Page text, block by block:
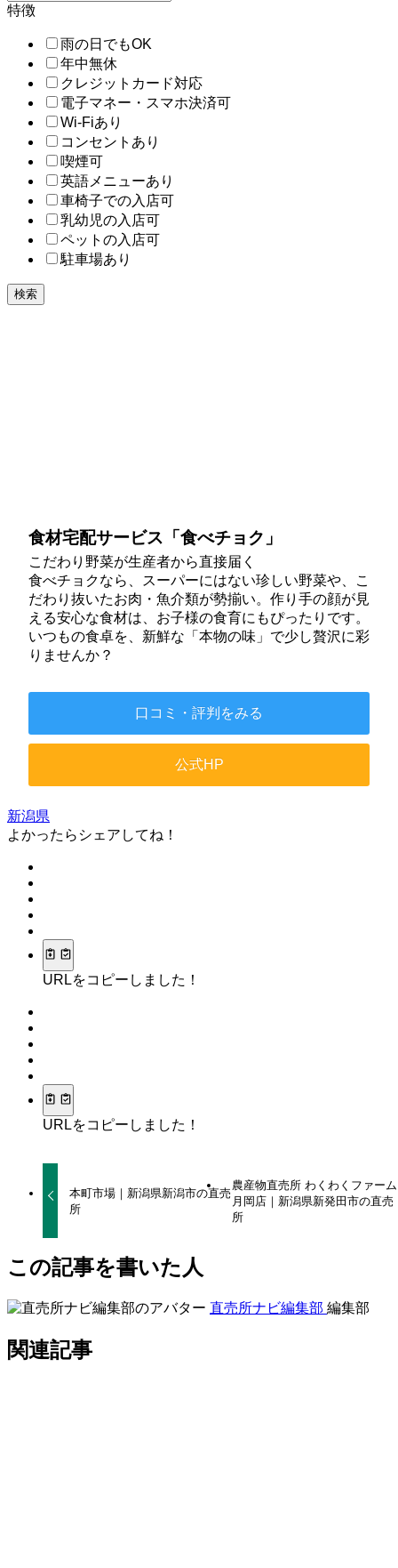
特徴
雨の日でもOK
年中無休
クレジットカード対応
電子マネー・スマホ決済可
Wi-Fiあり
コンセントあり
喫煙可
英語メニューあり
車椅子での入店可
乳幼児の入店可
ペットの入店可
駐車場あり
検索
食材宅配サービス「食べチョク」
こだわり野菜が生産者から直接届く
食べチョクなら、スーパーにはない珍しい野菜や、こ
だわり抜いたお肉・魚介類が勢揃い。作り手の顔が見
える安心な食材は、お子様の食育にもぴったりです。
いつもの食卓を、新鮮な「本物の味」で少し贅沢に彩
りませんか？
口コミ・評判をみる
公式HP
新潟県
よかったらシェアしてね！
URLをコピーしました！
URLをコピーしました！
本町市場｜新潟県新潟市の直売
所
農産物直売所 わくわくファーム
月岡店｜新潟県新発田市の直売
所
この記事を書いた人
直売所ナビ編集部 編集部
関連記事